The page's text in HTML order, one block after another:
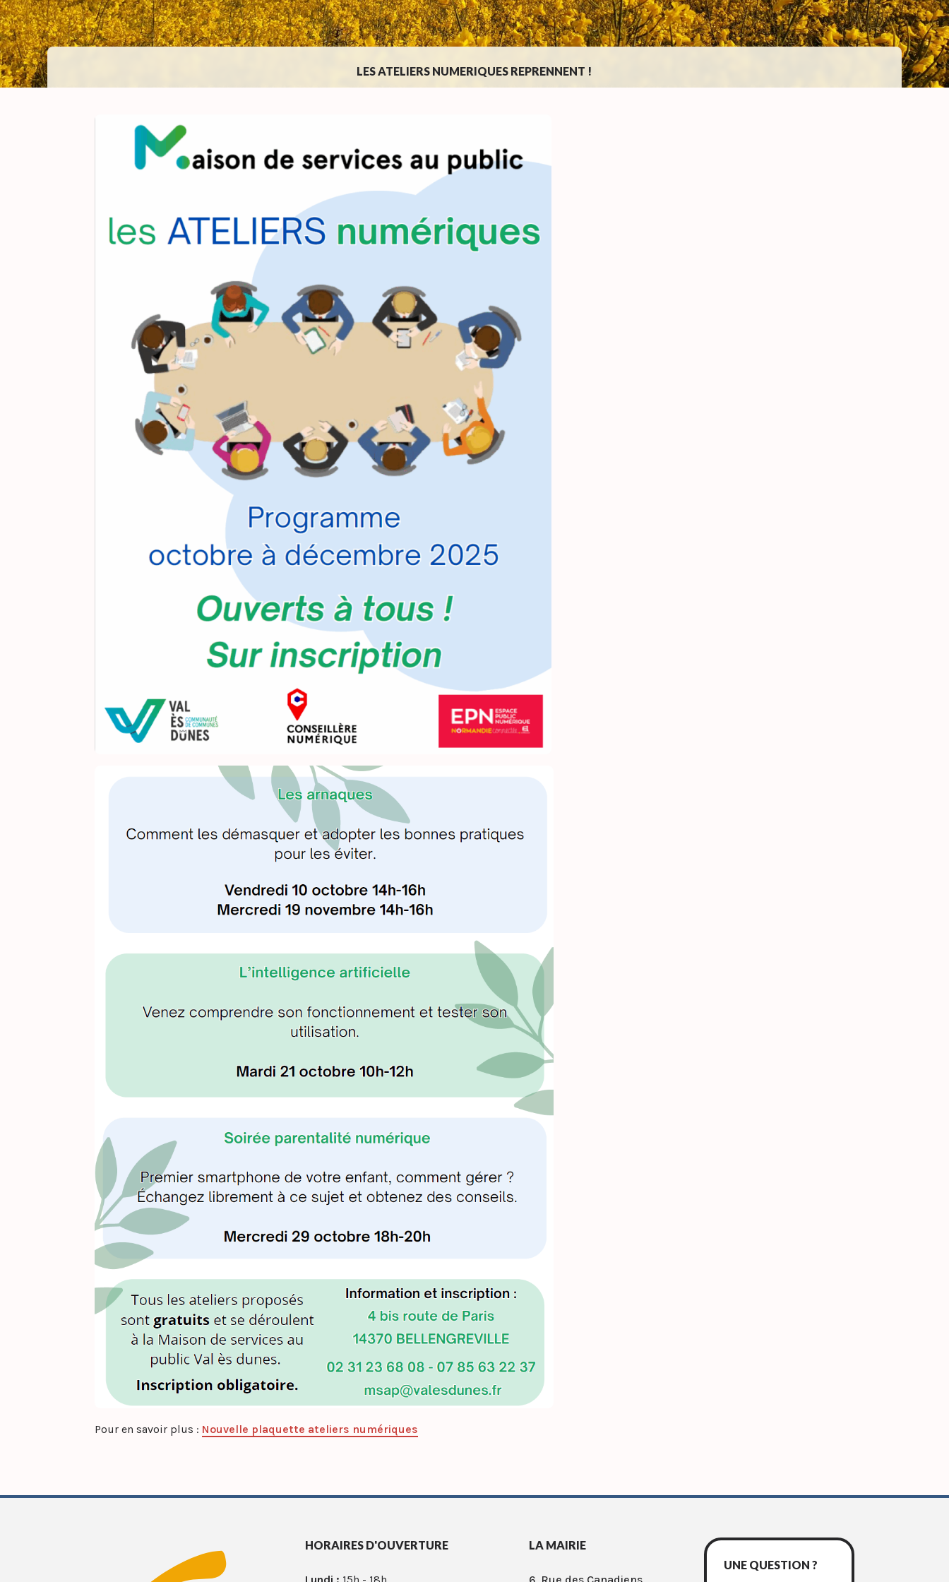
LES ATELIERS NUMERIQUES REPRENNENT !
Pour en savoir plus : Nouvelle plaquette ateliers numériques
HORAIRES D'OUVERTURE LA MAIRIE
UNE QUESTION ?